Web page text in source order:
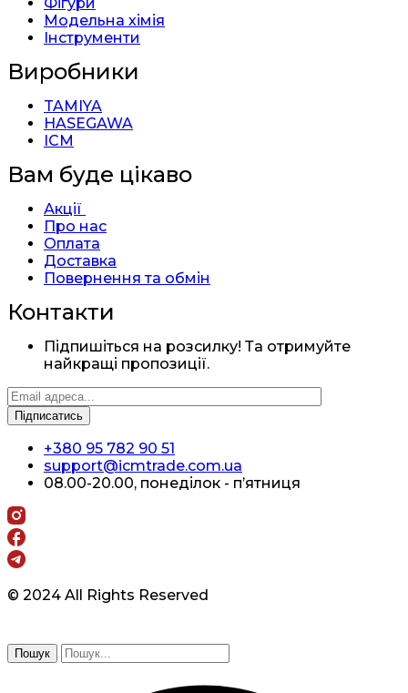
Модельна хімія
Інструменти
Виробники
TAMIYA
HASEGAWA
ICM
Вам буде цікаво
Акції
Про нас
Оплата
Доставка
Повернення та обмін
Контакти
Підпишіться на розсилку! Та отримуйте
найкращі пропозиції.
+380 95 782 90 51
support@icmtrade.com.ua
08.00-20.00, понеділок - п’ятниця
© 2024 All Rights Reserved
Пошук